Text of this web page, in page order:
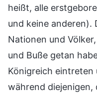
heißt, alle
und keine anderen).
Nationen und
und Buße getan
Königreich eintreten
während diejenigen,